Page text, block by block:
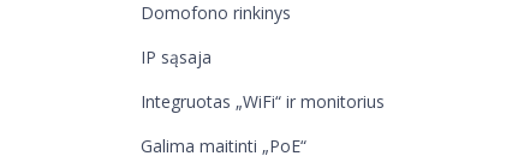
Domofono rinkinys
IP sąsaja
Integruotas „WiFi“ ir monitorius
Galima maitinti „PoE“